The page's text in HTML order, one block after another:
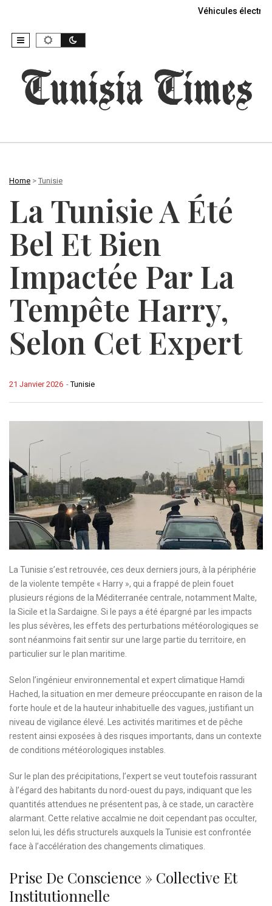
Véhicules
Home > Tunisie
La Tunisie A Été
Bel Et Bien
Impactée Par La
Tempête Harry,
Selon Cet Expert
-Tunisie
21 Janvier 2026
La Tunisie s’est retrouvée, ces deux derniers jours, à la périphérie
de la violente tempête « Harry », qui a frappé de plein fouet
plusieurs régions de la Méditerranée centrale, notamment Malte,
la Sicile et la Sardaigne. Si le pays a été épargné par les impacts
les plus sévères, les effets des perturbations météorologiques se
sont néanmoins fait sentir sur une large partie du territoire, en
particulier sur le plan maritime.
Selon l’ingénieur environnemental et expert climatique Hamdi
Hached, la situation en mer demeure préoccupante en raison de la
forte houle et de la hauteur inhabituelle des vagues, justifiant un
niveau de vigilance élevé. Les activités maritimes et de pêche
restent ainsi exposées à des risques importants, dans un contexte
de conditions météorologiques instables.
Sur le plan des précipitations, l’expert se veut toutefois rassurant
à l’égard des habitants du nord-ouest du pays, indiquant que les
quantités attendues ne présentent pas, à ce stade, un caractère
alarmant. Cette relative accalmie ne doit cependant pas occulter,
selon lui, les défis structurels auxquels la Tunisie est confrontée
face à l’accélération des changements climatiques.
Prise De Conscience » Collective Et
Institutionnelle